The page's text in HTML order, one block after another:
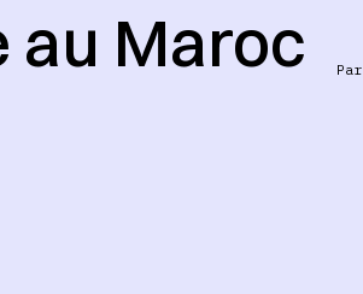
Maroc
Par